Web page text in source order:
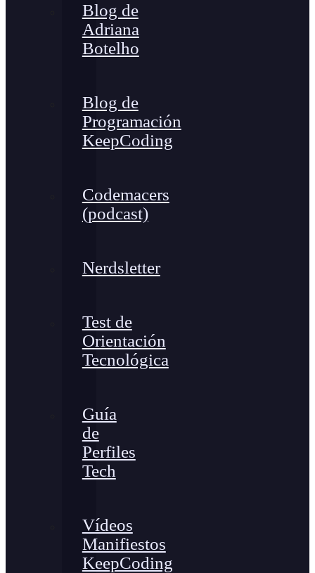
Blog de
Adriana
Botelho
Blog de
Programación
KeepCoding
Codemacers
(podcast)
Nerdsletter
Test de
Orientación
Tecnológica
Guía
de
Perfiles
Tech
Vídeos
Manifiestos
KeepCoding